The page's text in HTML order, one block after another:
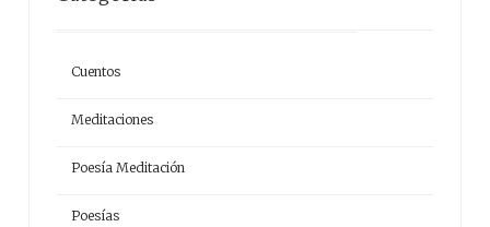
Cuentos
Meditaciones
Poesía Meditación
Poesías